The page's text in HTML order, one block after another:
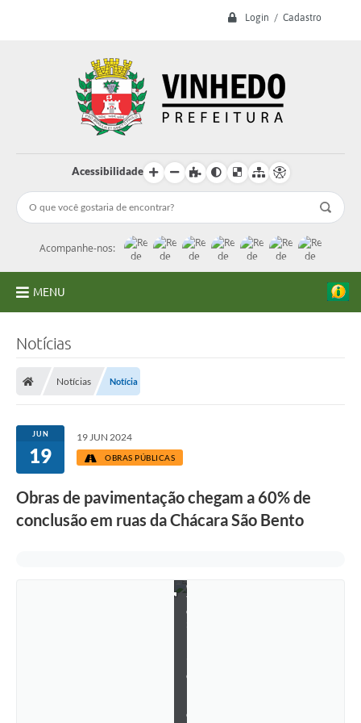
Login / Cadastro
Acessibilidade
Acompanhe-nos:
MENU
Licitações
Transparência
Concursos e Processos Seletivos
Notícias
Notícias Notícia
JUN
19
19 JUN 2024
OBRAS PÚBLICAS
Obras de pavimentação chegam a 60% de
conclusão em ruas da Chácara São Bento
o
t
o
e
e